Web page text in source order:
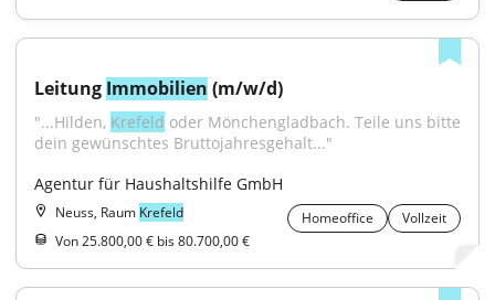
Leitung Immobilien (m/w/d)
"...Hilden, Krefeld oder Mönchengladbach. Teile uns bitte
dein gewünschtes Bruttojahresgehalt..."
Agentur für Haushaltshilfe GmbH
Neuss, Raum Krefeld Homeoffice
Vollzeit
Von 25.800,00 € bis 80.700,00 €